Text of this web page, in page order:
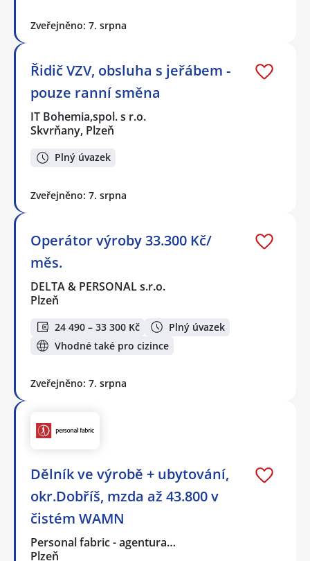
Zveřejněno: 7. srpna
Řidič VZV, obsluha s jeřábem -
pouze ranní směna
IT Bohemia,spol. s r.o.
Skvrňany, Plzeň
Plný úvazek
Zveřejněno: 7. srpna
Operátor výroby 33.300 Kč/
měs.
DELTA & PERSONAL s.r.o.
Plzeň
24 490 – 33 300 Kč
Plný úvazek
Vhodné také pro cizince
Zveřejněno: 7. srpna
Dělník ve výrobě + ubytování,
okr.Dobříš, mzda až 43.800 v
čistém WAMN
Personal fabric - agentura…
Plzeň